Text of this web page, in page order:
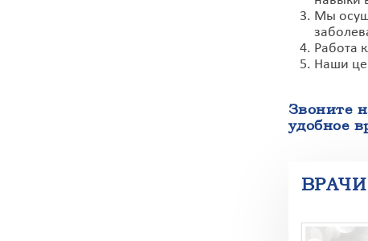
Мы
Работа
Наши
Звоните
удобное